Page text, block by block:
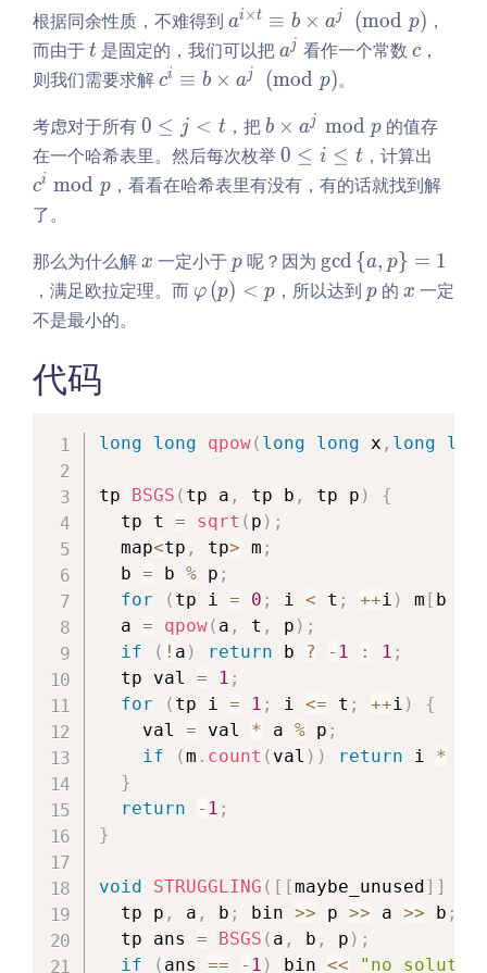
fl
or
\s
qr
t
p
\r
t
\r
es
t
- j
q
j
<
t
im
es
j}
\e
qu
iv
b
od
p
根据同余性质，不难得到 a^
{i
im
es
t}
\e
qu
\t
im
od
ai ×t ≡ b × aj (mod p) ，
而由于t
t 是固定的，我们可以把a
^
aj 看作一个常数 c
c ，
则我们需要求解c^
\e
qu
iv
im
es
a^
ci ≡ b × aj (mod p)。
考虑对于所有0
\l
e
q
t
0 ≤ j < t ，把b
\t
im
es
\b
m
b × aj mod p的值存
在一个哈希表里。然后每次枚举0
\l
i
\l
e
0 ≤ i ≤ t ，计算出
i
od
p
ci mod p，看看在哈希表里有没有，有的话就找到解
了。
那么为什么解 x
x 一定小于p
p 呢？因为 \g
cd
gh
\}
=
gcd {a, p} = 1
，满足欧拉定理。而 \v
t
\r
ig
<
p
φ (p) < p，所以达到 p
p的 x
x 一定
不是最小的。
代码
long long qpow( long long x , long
tp BSGS ( tp a , tp b , tp p )
{
  tp t
= sqrt ( p ) ;
  map
<tp , tp> m ;
  b
= b % p ;
for
( tp i = 0 ; i < t ; ++i ) m [ b
  a
= qpow( a , t , p ) ;
if
( ! a ) return b ? - 1 : 1 ;
  tp val
= 1 ;
for
( tp i = 1 ; i <= t ; ++i )
{
    val
= val * a % p ;
if
(m . count ( val ) ) return i *
}
return
- 1 ;
}
void STRUGGLING ( [ [maybe_unused] ]
  tp p
, a , b ; bin >> p >> a >> b ;
  tp ans
= BSGS ( a , b , p ) ;
if
( ans == - 1 ) bin << "no